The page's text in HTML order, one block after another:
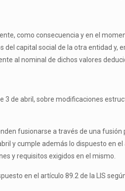
como consecuencia y en el
capital social de la otra entidad y,
al nominal de dichos valores
3 de abril, sobre modificaciones
fusionarse a través de una
y cumple además lo dispuesto en
y requisitos exigidos en el mismo.
en el artículo 89.2 de la LIS